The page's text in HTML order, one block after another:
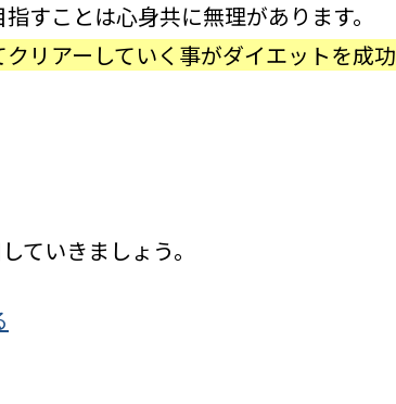
すことは心身共に無理があります。
リアーしていく事がダイエットを成功
ていきましょう。